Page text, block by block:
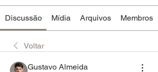
Discussão Mídia Arquivos Membros
Voltar
Gustavo Almeida